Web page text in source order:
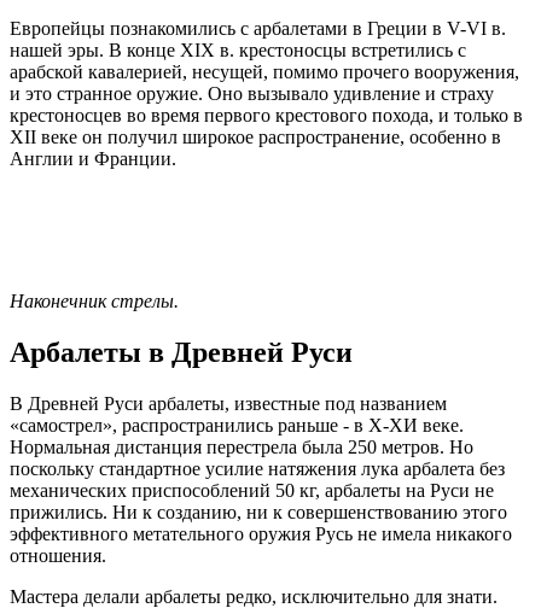
Европейцы познакомились с арбалетами в Греции в V-VI в.
нашей эры. В конце XIX в. крестоносцы встретились с
арабской кавалерией, несущей, помимо прочего вооружения,
и это странное оружие. Оно вызывало удивление и страху
крестоносцев во время первого крестового похода, и только в
XII веке он получил широкое распространение, особенно в
Англии и Франции.
Наконечник стрелы.
Арбалеты в Древней Руси
В Древней Руси арбалеты, известные под названием
«самострел», распространились раньше - в Х-ХИ веке.
Нормальная дистанция перестрела была 250 метров. Но
поскольку стандартное усилие натяжения лука арбалета без
механических приспособлений 50 кг, арбалеты на Руси не
прижились. Ни к созданию, ни к совершенствованию этого
эффективного метательного оружия Русь не имела никакого
отношения.
Мастера делали арбалеты редко, исключительно для знати.